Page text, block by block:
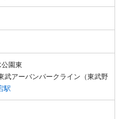
園東
武アーバンパークライン（東武野
駅